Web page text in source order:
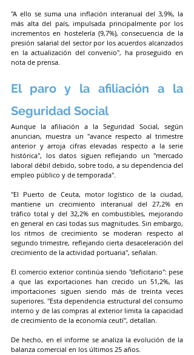
"A ello se suma una inflación interanual del 3,9%, la
más alta del país, impulsada principalmente por los
incrementos en hostelería (9,7%), consecuencia de la
presión salarial del sector por los acuerdos alcanzados
en la actualización del convenio", ha proseguido en
nota de prensa.
El paro y la afiliación a la
Seguridad Social
Aunque la afiliación a la Seguridad Social, según
anuncian, muestra un "avance respecto al trimestre
anterior y arroja cifras elevadas respecto a la serie
histórica", los datos siguen reflejando un "mercado
laboral débil debido, sobre todo, a su dependencia del
empleo público y de temporada".
"El Puerto de Ceuta, motor logístico de la ciudad,
mantiene un crecimiento interanual del 27,2% en
tráfico total y del 32,2% en combustibles, mejorando
en general en casi todas sus magnitudes. Sin embargo,
los ritmos de crecimiento se moderan respecto al
segundo trimestre, reflejando cierta desaceleración del
crecimiento de la actividad portuaria", señalan.
El comercio exterior continúa siendo "deficitario": pese
a que las exportaciones han crecido un 51,2%, las
importaciones siguen siendo más de treinta veces
superiores. "Esta dependencia estructural del consumo
interno y de las compras al exterior limita la capacidad
de crecimiento de la economía ceutí", detallan.
De hecho, en el informe se analiza la evolución de la
balanza comercial en los últimos 25 años.